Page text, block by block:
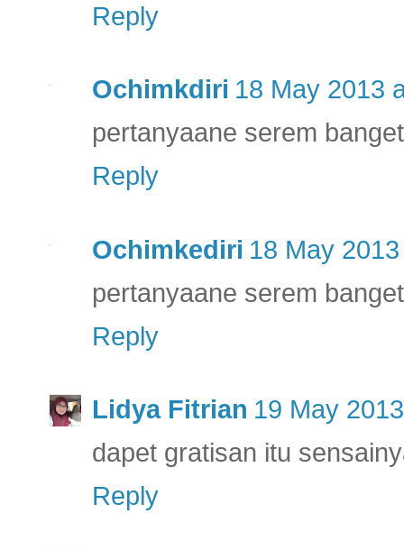
Reply
Ochimkdiri 18 May 2013
pertanyaane serem
Reply
Ochimkediri 18 May
pertanyaane serem
Reply
Lidya Fitrian 19 May
dapet gratisan itu
Reply